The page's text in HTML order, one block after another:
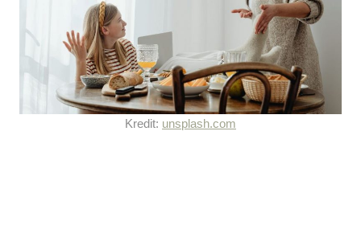
Kredit: unsplash.com